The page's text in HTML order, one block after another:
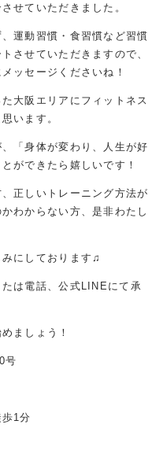
せていただきました。
運動習慣・食習慣など習慣
させていただきますので、
ッセージくださいね！
大阪エリアにフィットネス
います。
「身体が変わり、人生が好
ができたら嬉しいです！
正しいトレーニング方法が
わからない方、是非わたし
にしております♫
は電話、公式LINEにて承
ましょう！
号
1分